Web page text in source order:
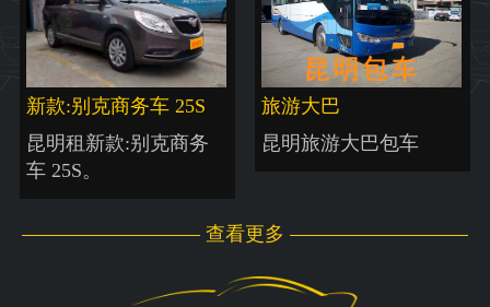
新款:别克商务车 25S
昆明租新款:别克商务
车 25S。
旅游大巴
昆明旅游大巴包车
查看更多